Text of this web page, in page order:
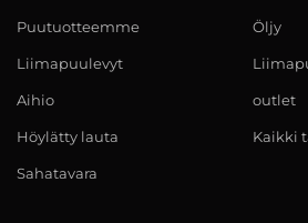
Puutuotteemme
Liimapuulevyt
Aihio
Höylätty lauta
Sahatavara
Öljy
outlet
Kaikki